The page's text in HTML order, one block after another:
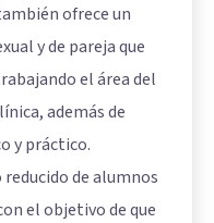
ofrece un
y de pareja que
el área del
además de
y práctico.
de alumnos
el objetivo de que